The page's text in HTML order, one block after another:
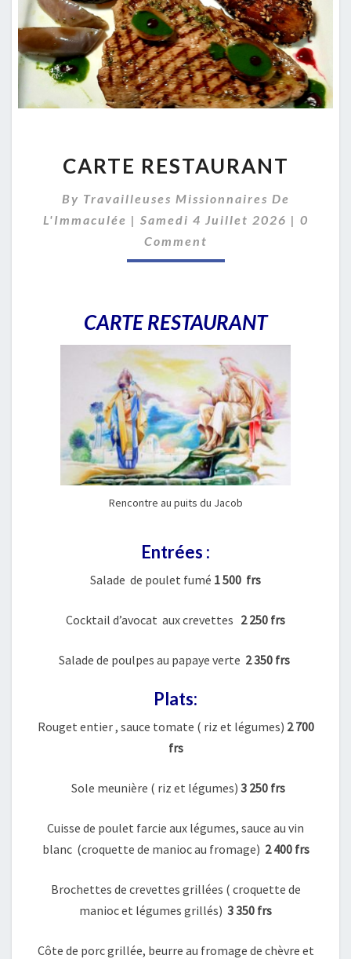
A
T
E
U
A
N
T
CARTE RESTAURANT
By Travailleuses Missionnaires De
L'Immaculée | Samedi 4 Juillet 2026 | C
O
0
Comment
CARTE RESTAURANT
Rencontre au puits du Jacob
Entrées :
Salade de poulet fumé 1 500 frs
Cocktail d’avocat aux crevettes 2 250 frs
Salade de poulpes au papaye verte 2 350 frs
Plats:
Rouget entier , sauce tomate ( riz et légumes) 2 700
frs
Sole meunière ( riz et légumes) 3 250 frs
Cuisse de poulet farcie aux légumes, sauce au vin
blanc (croquette de manioc au fromage) 2 400 frs
Brochettes de crevettes grillées ( croquette de
manioc et légumes grillés) 3 350 frs
Côte de porc grillée, beurre au fromage de chèvre et